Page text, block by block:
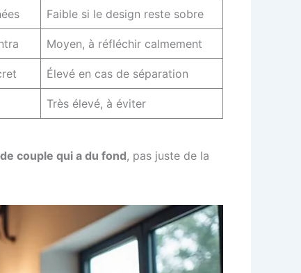
Faible si le design reste sobre
Moyen, à réfléchir calmement
Élevé en cas de séparation
Très élevé, à éviter
couple qui a du fond, pas juste de la